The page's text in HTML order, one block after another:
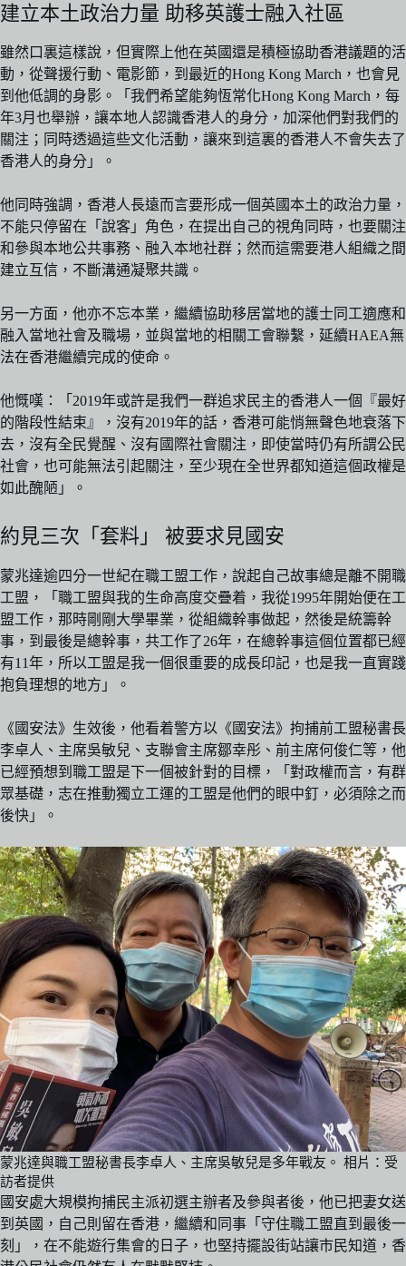
建立本土政治力量 助移英護士融入社區
雖然口裏這樣說，但實際上他在英國還是積極協助香港議題的活
動，從聲援行動、電影節，到最近的Hong Kong March，也會見
到他低調的身影。「我們希望能夠恆常化Hong Kong March，每
年3月也舉辦，讓本地人認識香港人的身分，加深他們對我們的
關注；同時透過這些文化活動，讓來到這裏的香港人不會失去了
香港人的身分」。
他同時強調，香港人長遠而言要形成一個英國本土的政治力量，
不能只停留在「說客」角色，在提出自己的視角同時，也要關注
和參與本地公共事務、融入本地社群；然而這需要港人組織之間
建立互信，不斷溝通凝聚共識。
另一方面，他亦不忘本業，繼續協助移居當地的護士同工適應和
融入當地社會及職場，並與當地的相關工會聯繫，延續HAEA無
法在香港繼續完成的使命。
他慨嘆：「2019年或許是我們一群追求民主的香港人一個『最好
的階段性結束』，沒有2019年的話，香港可能悄無聲色地衰落下
去，沒有全民覺醒、沒有國際社會關注，即使當時仍有所謂公民
社會，也可能無法引起關注，至少現在全世界都知道這個政權是
如此醜陋」。
約見三次「套料」 被要求見國安
蒙兆達逾四分一世紀在職工盟工作，說起自己故事總是離不開職
工盟，「職工盟與我的生命高度交疊着，我從1995年開始便在工
盟工作，那時剛剛大學畢業，從組織幹事做起，然後是統籌幹
事，到最後是總幹事，共工作了26年，在總幹事這個位置都已經
有11年，所以工盟是我一個很重要的成長印記，也是我一直實踐
抱負理想的地方」。
《國安法》生效後，他看着警方以《國安法》拘捕前工盟秘書長
李卓人、主席吳敏兒、支聯會主席鄒幸彤、前主席何俊仁等，他
已經預想到職工盟是下一個被針對的目標，「對政權而言，有群
眾基礎，志在推動獨立工運的工盟是他們的眼中釘，必須除之而
後快」。
蒙兆達與職工盟秘書長李卓人、主席吳敏兒是多年戰友。 相片：受
訪者提供
國安處大規模拘捕民主派初選主辦者及參與者後，他已把妻女送
到英國，自己則留在香港，繼續和同事「守住職工盟直到最後一
刻」，在不能遊行集會的日子，也堅持擺設街站讓市民知道，香